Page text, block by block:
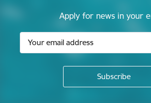
Apply for news in your